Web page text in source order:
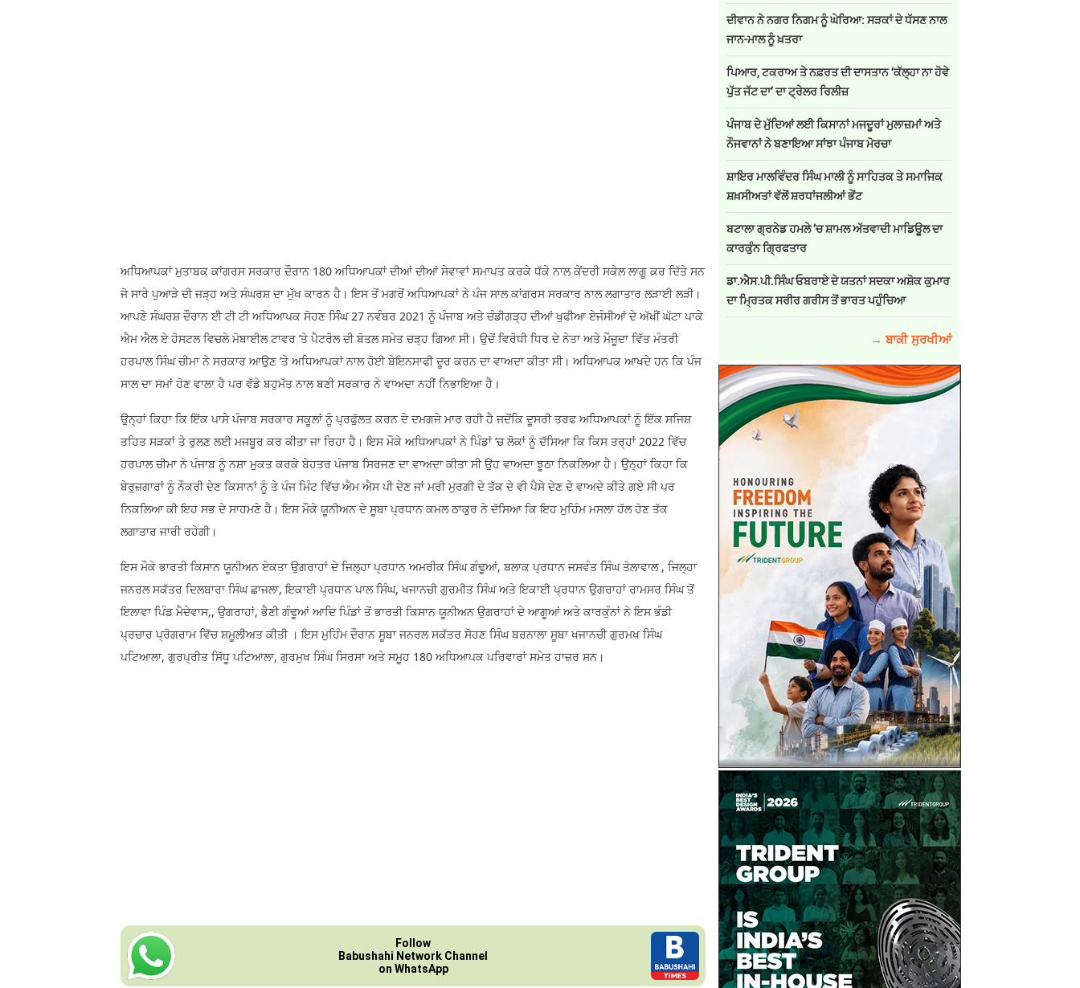
ਅਧਿਆਪਕਾਂ ਮੁਤਾਬਕ ਕਾਂਗਰਸ ਸਰਕਾਰ ਦੌਰਾਨ 180 ਅਧਿਆਪਕਾਂ ਦੀਆਂ ਦੀਆਂ ਸੇਵਾਵਾਂ ਸਮਾਪਤ ਕਰਕੇ ਧੱਕੇ ਨਾਲ ਕੇਂਦਰੀ ਸਕੇਲ ਲਾਗੂ ਕਰ ਦਿੱਤੇ ਸਨ
ਜੋ ਸਾਰੇ ਪੁਆੜੇ ਦੀ ਜੜ੍ਹ ਅਤੇ ਸੰਘਰਸ਼ ਦਾ ਮੁੱਖ ਕਾਰਨ ਹੈ। ਇਸ ਤੋਂ ਮਗਰੋਂ ਅਧਿਆਪਕਾਂ ਨੇ ਪੰਜ ਸਾਲ ਕਾਂਗਰਸ ਸਰਕਾਰ ਨਾਲ ਲਗਾਤਾਰ ਲੜਾਈ ਲੜੀ।
ਆਪਣੇ ਸੰਘਰਸ਼ ਦੌਰਾਨ ਈ ਟੀ ਟੀ ਅਧਿਆਪਕ ਸੋਹਣ ਸਿੰੰਘ 27 ਨਵੰਬਰ 2021 ਨੂੰ ਪੰਜਾਬ ਅਤੇ ਚੰਡੀਗੜ੍ਹ ਦੀਆਂ ਖੁਫੀਆ ਏਜੰਸੀਆਂ ਦੇ ਅੱਖੀਂ ਘੱਟਾ ਪਾਕੇ
ਐਮ ਐਲ ਏ ਹੋਸਟਲ ਵਿਚਲੇ ਮੋਬਾਈਲ ਟਾਵਰ ’ਤੇ ਪੈਟਰੋਲ ਦੀ ਬੋਤਲ ਸਮੇਤ ਚੜ੍ਹ ਗਿਆ ਸੀ। ਉਦੋਂ ਵਿਰੋਧੀ ਧਿਰ ਦੇ ਨੇਤਾ ਅਤੇ ਮੌਜੂਦਾ ਵਿੱਤ ਮੰਤਰੀ
ਹਰਪਾਲ ਸਿੰਘ ਚੀਮਾ ਨੇ ਸਰਕਾਰ ਆਉਣ ’ਤੇ ਅਧਿਆਪਕਾਂ ਨਾਲ ਹੋਈ ਬੇਇਨਸਾਫੀ ਦੂਰ ਕਰਨ ਦਾ ਵਾਅਦਾ ਕੀਤਾ ਸੀ। ਅਧਿਆਪਕ ਆਖਦੇ ਹਨ ਕਿ ਪੰਜ
ਸਾਲ ਦਾ ਸਮਾਂ ਹੋਣ ਵਾਲਾ ਹੈ ਪਰ ਵੱਡੇ ਬਹੁਮੱਤ ਨਾਲ ਬਣੀ ਸਰਕਾਰ ਨੇ ਵਾਅਦਾ ਨਹੀਂ ਨਿਭਾਇਆ ਹੈ।
ਉਨ੍ਹਾਂ ਕਿਹਾ ਕਿ ਇੱਕ ਪਾਸੇ ਪੰਜਾਬ ਸਰਕਾਰ ਸਕੂਲਾਂ ਨੂੰ ਪ੍ਰਫੁੱਲਤ ਕਰਨ ਦੇ ਦਮਗਜੇ ਮਾਰ ਰਹੀ ਹੈ ਜਦੋਂਕਿ ਦੂਸਰੀ ਤਰਫ ਅਧਿਆਪਕਾਂ ਨੂੰ ਇੱਕ ਸਜਿਸ਼
ਤਹਿਤ ਸੜਕਾਂ ਤੇ ਰੁਲਣ ਲਈ ਮਜਬੂਰ ਕਰ ਕੀਤਾ ਜਾ ਰਿਹਾ ਹੈ। ਇਸ ਮੌਕੇ ਅਧਿਆਪਕਾਂ ਨੇ ਪਿੰਡਾਂ ’ਚ ਲੋਕਾਂ ਨੂੰ ਦੱਸਿਆ ਕਿ ਕਿਸ ਤਰ੍ਹਾਂ 2022 ਵਿੱਚ
ਹਰਪਾਲ ਚੀਮਾ ਨੇ ਪੰਜਾਬ ਨੂੰ ਨਸ਼ਾ ਮੁਕਤ ਕਰਕੇ ਬੇਹਤਰ ਪੰਜਾਬ ਸਿਰਜਣ ਦਾ ਵਾਅਦਾ ਕੀਤਾ ਸੀ ਉਹ ਵਾਅਦਾ ਝੂਠਾ ਨਿਕਲਿਆ ਹੈ। ਉਨ੍ਹਾਂ ਕਿਹਾ ਕਿ
ਬੇਰੁਜ਼ਗਾਰਾਂ ਨੂੰ ਨੌਕਰੀ ਦੇਣ ਕਿਸਾਨਾਂ ਨੂੰ ਤੇ ਪੰਜ ਮਿੰਟ ਵਿੱਚ ਐਮ ਐਸ ਪੀ ਦੇਣ ਜਾਂ ਮਰੀ ਮੁਰਗੀ ਦੇ ਤੱਕ ਦੇ ਵੀ ਪੈਸੇ ਦੇਣ ਦੇ ਵਾਅਦੇ ਕੀਤੇ ਗਏ ਸੀ ਪਰ
ਨਿਕਲਿਆ ਕੀ ਇਹ ਸਭ ਦੇ ਸਾਹਮਣੇ ਹੈ। ਇਸ ਮੌਕੇ ਯੂਨੀਅਨ ਦੇ ਸੂਬਾ ਪ੍ਰਧਾਨ ਕਮਲ ਠਾਕੁਰ ਨੇ ਦੱਸਿਆ ਕਿ ਇਹ ਮੁਹਿੰਮ ਮਸਲਾ ਹੱਲ ਹੋਣ ਤੱਕ
ਲਗਾਤਾਰ ਜਾਰੀ ਰਹੇਗੀ।
ਇਸ ਮੌਕੇ ਭਾਰਤੀ ਕਿਸਾਨ ਯੂਨੀਅਨ ਏਕਤਾ ਉਗਰਾਹਾਂ ਦੇ ਜਿਲ੍ਹਾ ਪ੍ਰਧਾਨ ਅਮਰੀਕ ਸਿੰਘ ਗੰਢੂਆਂ, ਬਲਾਕ ਪ੍ਰਧਾਨ ਜਸਵੰਤ ਸਿੰਘ ਤੋਲਾਵਾਲ , ਜਿਲ੍ਹਾ
ਜਨਰਲ ਸਕੱਤਰ ਦਿਲਬਾਰਾ ਸਿੰਘ ਛਾਜਲਾ, ਇਕਾਈ ਪ੍ਰਧਾਨ ਪਾਲ ਸਿੰਘ, ਖਜਾਨਚੀ ਗੁਰਮੀਤ ਸਿੰਘ ਅਤੇ ਇਕਾਈ ਪ੍ਰਧਾਨ ਉਗਰਾਹਾਂ ਰਾਮਸਰ ਸਿੰਘ ਤੋਂ
ਇਲਾਵਾ ਪਿੰਡ ਮੈਦੇਵਾਸ,, ਉਗਰਾਹਾਂ, ਭੈਣੀ ਗੰਢੂਆਂ ਆਦਿ ਪਿੰਡਾਂ ਤੋਂ ਭਾਰਤੀ ਕਿਸਾਨ ਯੂਨੀਅਨ ਉਗਰਾਹਾਂ ਦੇ ਆਗੂਆਂ ਅਤੇ ਕਾਰਕੁੰਨਾਂ ਨੇ ਇਸ ਭੰਡੀ
ਪ੍ਰਚਾਰ ਪ੍ਰੋਗਰਾਮ ਵਿੱਚ ਸ਼ਮੂਲੀਅਤ ਕੀਤੀ । ਇਸ ਮੁਹਿੰਮ ਦੌਰਾਨ ਸੂਬਾ ਜਨਰਲ ਸਕੱਤਰ ਸੋਹਣ ਸਿੰਘ ਬਰਨਾਲਾ ਸੂਬਾ ਖਜਾਨਚੀ ਗੁਰਮਖ ਸਿੰਘ
ਪਟਿਆਲਾ, ਗੁਰਪ੍ਰੀਤ ਸਿੱਧੂ ਪਟਿਆਲਾ, ਗੁਰਮੁਖ ਸਿੰਘ ਸਿਰਸਾ ਅਤੇ ਸਮੂਹ 180 ਅਧਿਆਪਕ ਪਰਿਵਾਰਾਂ ਸਮੇਤ ਹਾਜ਼ਰ ਸਨ।
Follow
Babushahi Network Channel
on WhatsApp
ਦੀਵਾਨ ਨੇ ਨਗਰ ਨਿਗਮ ਨੂੰ ਘੇਰਿਆ: ਸੜਕਾਂ ਦੇ ਧੱਸਣ ਨਾਲ
ਜਾਨ-ਮਾਲ ਨੂੰ ਖ਼ਤਰਾ
ਪਿਆਰ, ਟਕਰਾਅ ਤੇ ਨਫ਼ਰਤ ਦੀ ਦਾਸਤਾਨ ‘ਕੱਲ੍ਹਾ ਨਾ ਹੋਵੇ
ਪੁੱਤ ਜੱਟ ਦਾ’ ਦਾ ਟ੍ਰੇਲਰ ਰਿਲੀਜ਼
ਪੰਜਾਬ ਦੇ ਮੁੱਦਿਆਂ ਲਈ ਕਿਸਾਨਾਂ ਮਜਦੂਰਾਂ ਮੁਲਾਜ਼ਮਾਂ ਅਤੇ
ਨੌਜਵਾਨਾਂ ਨੇ ਬਣਾਇਆ ਸਾਂਝਾ ਪੰਜਾਬ ਮੋਰਚਾ
ਸ਼ਾਇਰ ਮਾਲਵਿੰਦਰ ਸਿੰਘ ਮਾਲੀ ਨੂੰ ਸਾਹਿਤਕ ਤੇ ਸਮਾਜਿਕ
ਸ਼ਖ਼ਸੀਅਤਾਂ ਵੱਲੋਂ ਸ਼ਰਧਾਂਜਲੀਆਂ ਭੇਂਟ
ਬਟਾਲਾ ਗ੍ਰਨੇਡ ਹਮਲੇ ’ਚ ਸ਼ਾਮਲ ਅੱਤਵਾਦੀ ਮਾਡਿਊਲ ਦਾ
ਕਾਰਕੁੰਨ ਗ੍ਰਿਫਤਾਰ
ਡਾ.ਐਸ.ਪੀ.ਸਿੰਘ ਓਬਰਾਏ ਦੇ ਯਤਨਾਂ ਸਦਕਾ ਅਸ਼ੋਕ ਕੁਮਾਰ
ਦਾ ਮ੍ਰਿਤਕ ਸਰੀਰ ਗਰੀਸ ਤੋਂ ਭਾਰਤ ਪਹੁੰਚਿਆ
→ ਬਾਕੀ ਸੁਰਖੀਆਂ